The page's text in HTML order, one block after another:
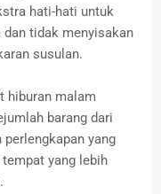
hati-hati untuk
dan tidak menyisakan
susulan.
hiburan malam
barang dari
yang
yang lebih